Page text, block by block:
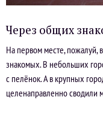
Через общих
На первом месте, пожалуй,
знакомых. В небольших
с пелёнок. А в крупных
целенаправленно сводили